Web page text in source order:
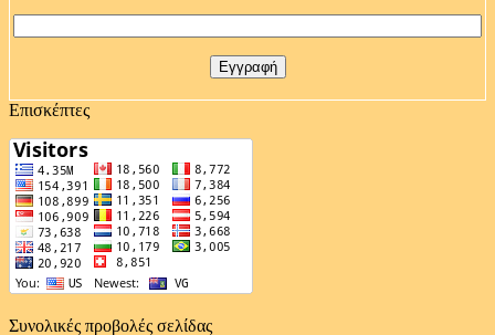
Επισκέπτες
Συνολικές προβολές σελίδας